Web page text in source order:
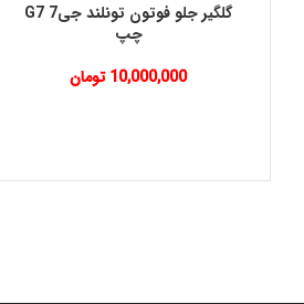
گلگير جلو فوتون تونلند جی7 G7
چپ
10,000,000 تومان